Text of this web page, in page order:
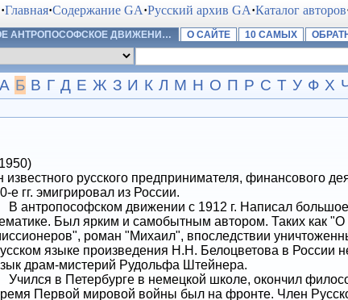
·Главная·Содержание GA·Русский архив GA·Каталог авторов
АНТРОПОСОФСКОЕ ДВИЖЕНИ… О САЙТЕ 10 САМЫХ
А Б В Г Д Е Ж З И К Л М Н О П Р С Т У Ф Х
русского предпринимателя, финансового
е гг. эмигрировал из России.
В антропософском движении с 1912 г. Написал
Был ярким и самобытным автором. Таких как
роман "Михаил", впоследствии
языке произведения Н.Н. Белоцветова в России
драм-мистерий Рудольфа Штейнера.
Учился в Петербурге в немецкой школе, окончил
Первой мировой войны был на фронте. Член